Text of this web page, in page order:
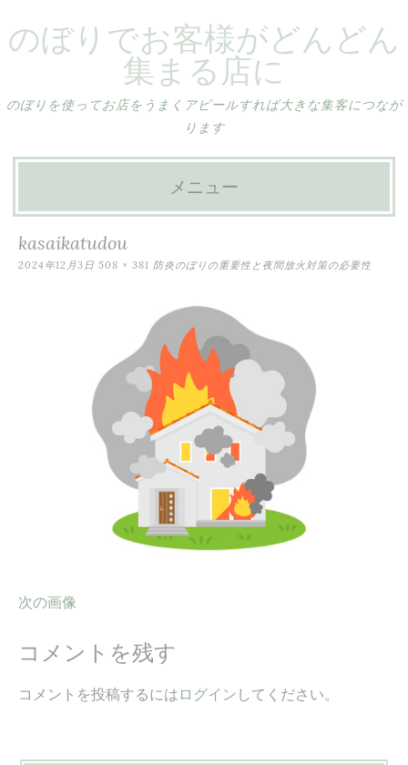
のぼりでお客様がどんどん
集まる店に
のぼりを使ってお店をうまくアピールすれば大きな集客につなが
ります
メニュー
ン
kasaikatudou
2024年12月3日 508 × 381 防炎のぼりの重要性と夜間放火対策の必要性
次の画像
コメントを残す
コメントを投稿するには ログイン してください。